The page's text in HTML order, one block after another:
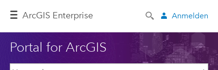
ArcGIS Enterprise Anmelden
Portal for ArcGIS